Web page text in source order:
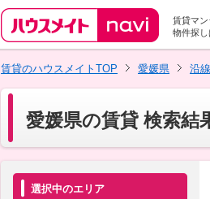
賃貸マ
物件探し
賃貸のハウスメイトTOP
愛媛県 沿
愛媛県の賃貸 検索結
選択中のエリア